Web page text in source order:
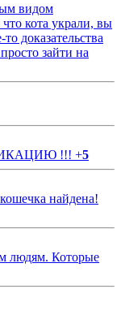
видом
кота украли, вы
доказательства
зайти на
!!! +5
найдена!
людям. Которые